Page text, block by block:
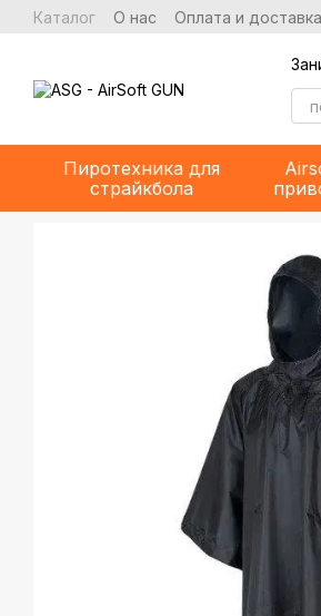
Перейти к основному контенту
Каталог О нас Оплата и доставка
Пиротехника для
страйкбола